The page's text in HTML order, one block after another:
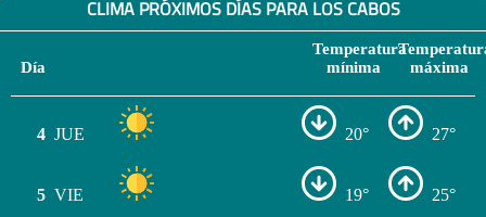
CLIMA PRÓXIMOS DÍAS PARA LOS CABOS
Día
Temperatura
mínima
máxima
4 JUE 20° 27°
5 VIE 19° 25°